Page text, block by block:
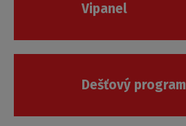
Vipanel
Dešťový program